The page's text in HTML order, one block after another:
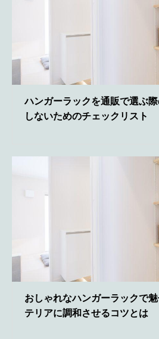
ハンガーラックを通販で選ぶ
しないためのチェックリスト
おしゃれなハンガーラックで
テリアに調和させるコツとは